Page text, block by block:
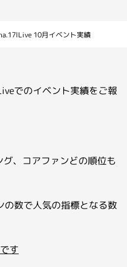
合わせ
10月イベント実績
でのイベント実績をご報
、コアファンどの順位も
数で人気の指標となる数
す